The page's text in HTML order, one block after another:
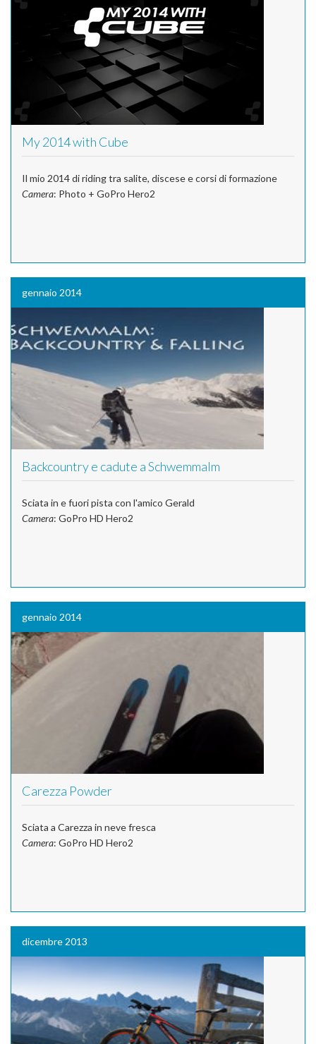
My 2014 with Cube
Il mio 2014 di riding tra salite, discese e corsi di formazione
Camera: Photo + GoPro Hero2
gennaio 2014
Backcountry e cadute a Schwemmalm
Sciata in e fuori pista con l'amico Gerald
Camera: GoPro HD Hero2
gennaio 2014
Carezza Powder
Sciata a Carezza in neve fresca
Camera: GoPro HD Hero2
dicembre 2013